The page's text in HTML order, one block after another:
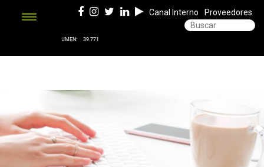
Canal Interno Proveedores